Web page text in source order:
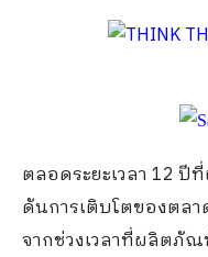
ตลอดระยะเวลา 12 ปีที่
ดันการเติบโตของตลา
จากช่วงเวลาที่ผลิตภั